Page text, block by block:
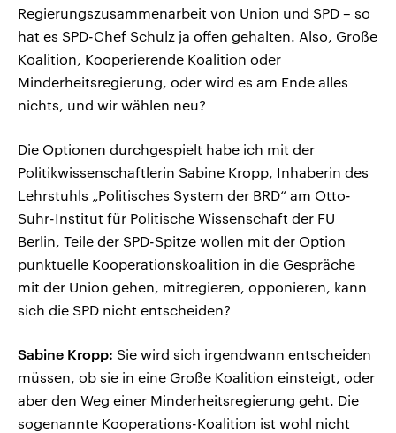
Regierungszusammenarbeit von Union und SPD – so
hat es SPD-Chef Schulz ja offen gehalten. Also, Große
Koalition, Kooperierende Koalition oder
Minderheitsregierung, oder wird es am Ende alles
nichts, und wir wählen neu?
Die Optionen durchgespielt habe ich mit der
Politikwissenschaftlerin Sabine Kropp, Inhaberin des
Lehrstuhls „Politisches System der BRD“ am Otto-
Suhr-Institut für Politische Wissenschaft der FU
Berlin, Teile der SPD-Spitze wollen mit der Option
punktuelle Kooperationskoalition in die Gespräche
mit der Union gehen, mitregieren, opponieren, kann
sich die SPD nicht entscheiden?
Sabine Kropp: Sie wird sich irgendwann entscheiden
müssen, ob sie in eine Große Koalition einsteigt, oder
aber den Weg einer Minderheitsregierung geht. Die
sogenannte Kooperations-Koalition ist wohl nicht